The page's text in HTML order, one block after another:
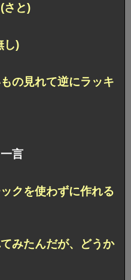
さと)
し)
の見れて逆にラッキ
言
クを使わずに作れる
みたんだが、どうか